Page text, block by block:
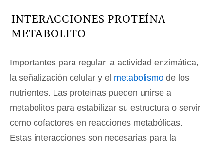
INTERACCIONES PROTEÍNA-
METABOLITO
Importantes para regular la actividad enzimática,
la señalización celular y el metabolismo de los
nutrientes. Las proteínas pueden unirse a
metabolitos para estabilizar su estructura o servir
como cofactores en reacciones metabólicas.
Estas interacciones son necesarias para la